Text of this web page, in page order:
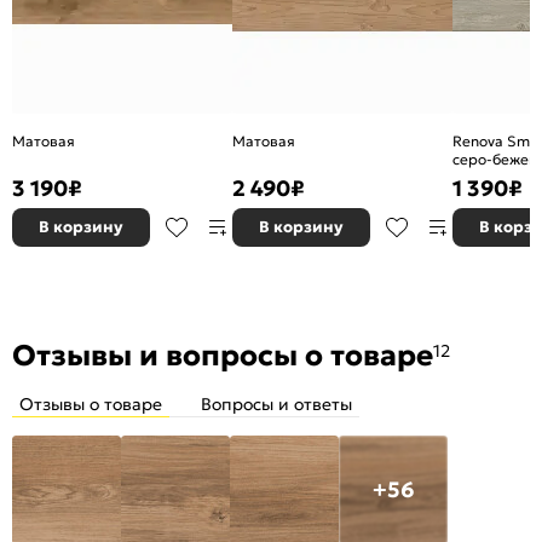
Матовая
3 190₽
В корзину
Матовая
2 490₽
В корзину
Renova
серо-
1 390₽
В
Отзывы и вопросы о товаре12
Отзывы о товаре Вопросы и ответы
+56